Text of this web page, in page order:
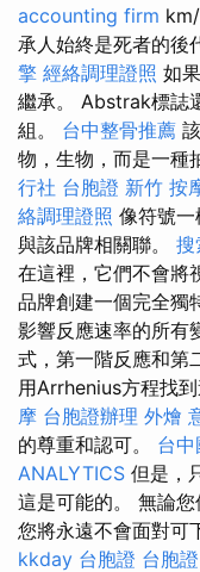
accounting firm
承人始終是死者的後
擎 經絡調理證照 如
繼承。 Abstrak標誌
組。 台中整骨推薦
物，生物，而是一種
行社 台胞證 新竹 按
絡調理證照 像符號
與該品牌相關聯。 搜
在這裡，它們不會將
品牌創建一個完全獨
影響反應速率的所有
式，第一階反應和第
用Arrhenius方程找到
摩 台胞證辦理 外燴
的尊重和認可。 台
ANALYTICS 但是，
這是可能的。 無論您
您將永遠不會面對可
kkday 台胞證 台胞